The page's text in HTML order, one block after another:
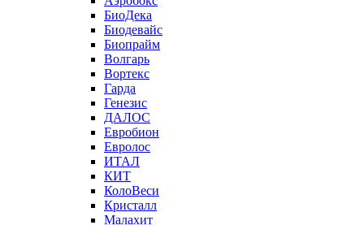
БиоДека
Биодевайс
Биопрайм
Волгарь
Вортекс
Гарда
Генезис
ДАЛОС
Евробион
Евролос
ИТАЛ
КИТ
КолоВеси
Кристалл
Малахит